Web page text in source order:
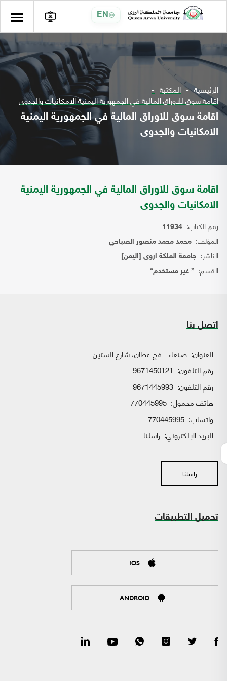
EN
الرئيسية المكتبة
اقامة سوق للاوراق المالية في الجمهورية اليمنية الامكانيات والجدوى
اقامة سوق للاوراق المالية في الجمهورية اليمنية
الامكانيات والجدوى
اقامة سوق للاوراق المالية في الجمهورية اليمنية
الامكانيات والجدوى
رقم الكتاب: 11934
المؤلف: محمد محمد منصور الصباحي
الناشر: جامعة الملكة اروى [اليمن]
القسم: { غير مستخدم}
اتصل بنا
العنوان: صنعاء - فج عطان، شارع الستين
رقم التلفون: 9671450121
رقم التلفون: 9671445993
هاتف محمول: 770445995
واتساب:
البريد الإلكتروني: راسلنا
راسلنا
تحميل التطبيقات
IOS
ANDROID